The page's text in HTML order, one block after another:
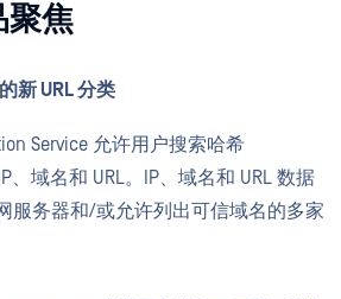
聚焦
新 URL 分类
Service 允许用户搜索哈希
、域名和 URL。IP、域名和 URL 数据
服务器和/或允许列出可信域名的多家